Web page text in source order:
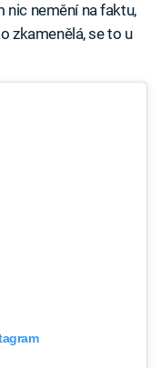
nic nemění na faktu,
zkamenělá, se to u